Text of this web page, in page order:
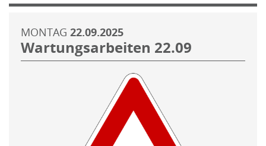
MONTAG 22.09.2025
Wartungsarbeiten 22.09